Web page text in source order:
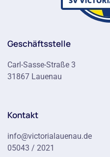
Geschäftsstelle
Carl-Sasse-Straße 3
31867 Lauenau
Kontakt
info@victorialauenau.de
05043 / 2021